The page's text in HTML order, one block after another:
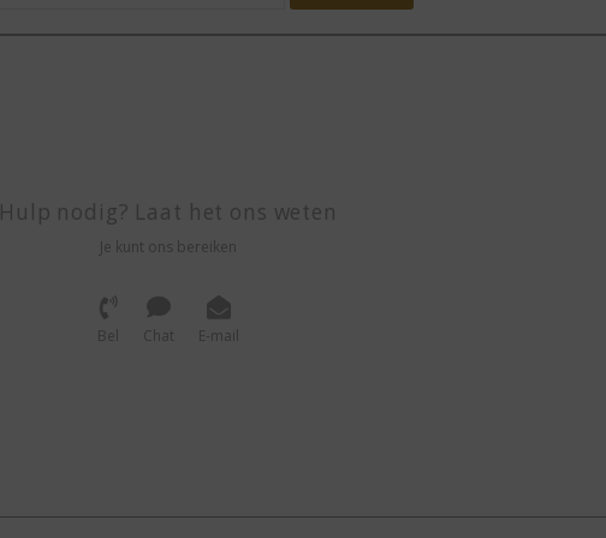
Hulp nodig? Laat het ons weten
Je kunt ons bereiken
Bel Chat E-mail